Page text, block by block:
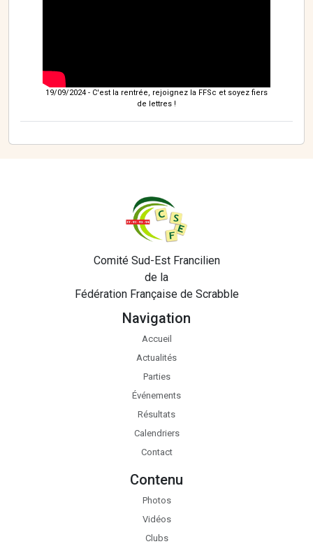
19/09/2024 - C'est la rentrée, rejoignez la FFSc et soyez fiers
de lettres !
Comité Sud-Est Francilien
de la
Fédération Française de Scrabble
Navigation
Accueil
Actualités
Parties
Événements
Résultats
Calendriers
Contact
Contenu
Photos
Vidéos
Clubs